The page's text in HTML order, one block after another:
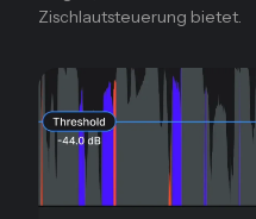
Zischlautsteuerung bietet.